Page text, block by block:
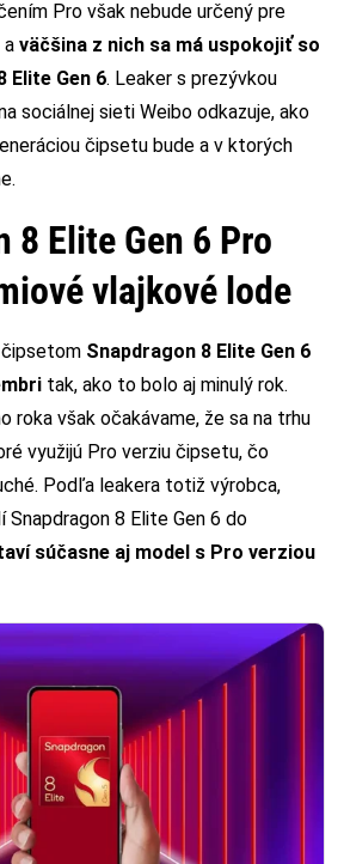
Pro však nebude určený pre
a väčšina z nich sa má uspokojiť so
Elite Gen 6. Leaker s prezývkou
sociálnej sieti Weibo odkazuje, ako
čipsetu bude a v ktorých
8 Elite Gen 6 Pro
vlajkové lode
Snapdragon 8 Elite Gen 6
tak, ako to bolo aj minulý rok.
roka však očakávame, že sa na trhu
využijú Pro verziu čipsetu, čo
Podľa leakera totiž výrobca,
Snapdragon 8 Elite Gen 6 do
súčasne aj model s Pro verziou